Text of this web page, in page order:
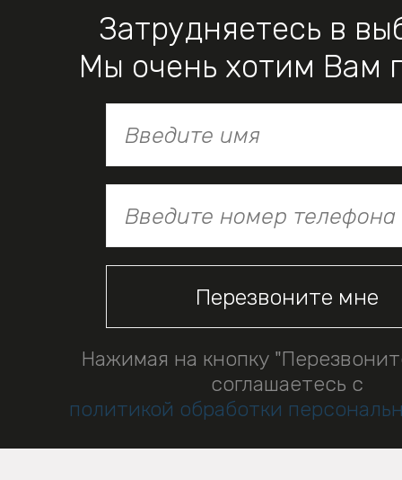
Затрудняетесь в
Мы очень хотим Вам
Нажимая на кнопку
соглашаетесь с
политикой обработки